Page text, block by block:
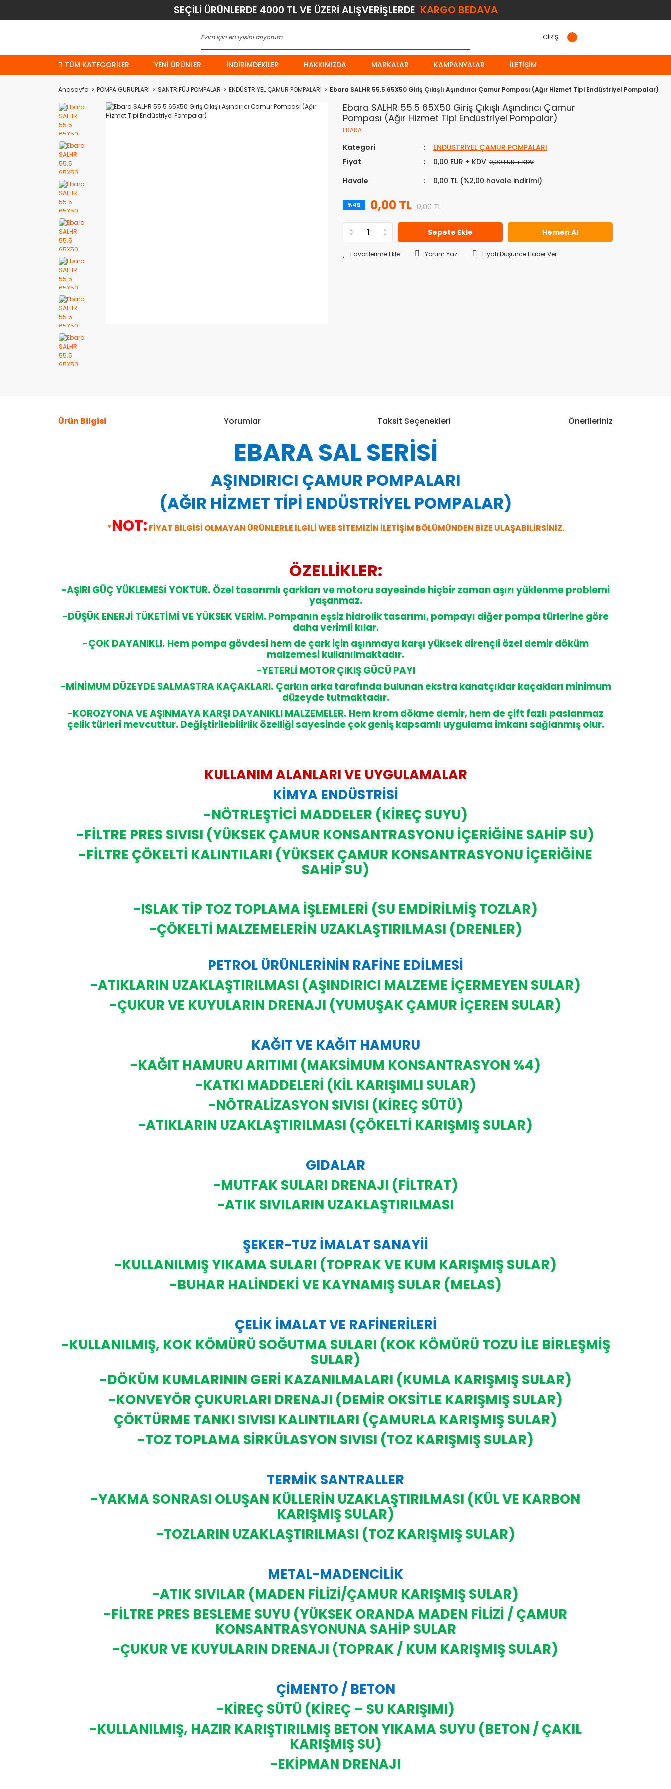
SEÇİLİ ÜRÜNLERDE 4000 TL VE ÜZERİ ALIŞVERİŞLERDE KARGO BEDAVA
GİRİŞ
TÜM KATEGORİLER YENI ÜRÜNLER İNDIRIMDEKILER HAKKIMIZDA MARKALAR KAMPANYALAR İLETIŞIM
Anasayfa POMPA GURUPLARI SANTRİFÜJ POMPALAR ENDÜSTRİYEL ÇAMUR POMPALARI Ebara SALHR 55.5 65X50 Giriş Çıkışlı Aşındırıcı Çamur Pompası (Ağır Hizmet Tipi Endüstriyel Pompalar)
Ebara SALHR 55.5 65X50 Giriş Çıkışlı Aşındırıcı Çamur
Pompası (Ağır Hizmet Tipi Endüstriyel Pompalar)
EBARA
Kategori
ENDÜSTRİYEL ÇAMUR POMPALARI
Fiyat
0,00 EUR + KDV 0,00 EUR + KDV
Havale 0,00 TL (%2,00 havale indirimi)
%45 0,00 TL 0,00 TL
Sepete Ekle Hemen Al
Yorum Yaz Fiyatı Düşünce Haber Ver
Ürün Bilgisi Yorumlar Taksit Seçenekleri Önerileriniz
EBARA SAL SERİSİ
AŞINDIRICI ÇAMUR POMPALARI
(AĞIR HİZMET TİPİ ENDÜSTRİYEL POMPALAR)
*NOT: FİYAT BİLGİSİ OLMAYAN ÜRÜNLERLE İLGİLİ WEB SİTEMİZİN İLETİŞİM BÖLÜMÜNDEN BİZE ULAŞABİLİRSİNİZ.
ÖZELLİKLER:
-AŞIRI GÜÇ YÜKLEMESİ YOKTUR. Özel tasarımlı çarkları ve motoru sayesinde hiçbir zaman aşırı yüklenme problemi
yaşanmaz.
-DÜŞÜK ENERJİ TÜKETİMİ VE YÜKSEK VERİM. Pompanın eşsiz hidrolik tasarımı, pompayı diğer pompa türlerine göre
daha verimli kılar.
-ÇOK DAYANIKLI. Hem pompa gövdesi hem de çark için aşınmaya karşı yüksek dirençli özel demir döküm
malzemesi kullanılmaktadır.
-YETERLİ MOTOR ÇIKIŞ GÜCÜ PAYI
-MİNİMUM DÜZEYDE SALMASTRA KAÇAKLARI. Çarkın arka tarafında bulunan ekstra kanatçıklar kaçakları minimum
düzeyde tutmaktadır.
-KOROZYONA VE AŞINMAYA KARŞI DAYANIKLI MALZEMELER. Hem krom dökme demir, hem de çift fazlı paslanmaz
çelik türleri mevcuttur. Değiştirilebilirlik özelliği sayesinde çok geniş kapsamlı uygulama imkanı sağlanmış olur.
KULLANIM ALANLARI VE UYGULAMALAR
KİMYA ENDÜSTRİSİ
-NÖTRLEŞTİCİ MADDELER (KİREÇ SUYU)
-FİLTRE PRES SIVISI (YÜKSEK ÇAMUR KONSANTRASYONU İÇERİĞİNE SAHİP SU)
-FİLTRE ÇÖKELTİ KALINTILARI (YÜKSEK ÇAMUR KONSANTRASYONU İÇERİĞİNE
SAHİP SU)
-ISLAK TİP TOZ TOPLAMA İŞLEMLERİ (SU EMDİRİLMİŞ TOZLAR)
-ÇÖKELTİ MALZEMELERİN UZAKLAŞTIRILMASI (DRENLER)
PETROL ÜRÜNLERİNİN RAFİNE EDİLMESİ
-ATIKLARIN UZAKLAŞTIRILMASI (AŞINDIRICI MALZEME İÇERMEYEN SULAR)
-ÇUKUR VE KUYULARIN DRENAJI (YUMUŞAK ÇAMUR İÇEREN SULAR)
KAĞIT VE KAĞIT HAMURU
-KAĞIT HAMURU ARITIMI (MAKSİMUM KONSANTRASYON %4)
-KATKI MADDELERİ (KİL KARIŞIMLI SULAR)
-NÖTRALİZASYON SIVISI (KİREÇ SÜTÜ)
-ATIKLARIN UZAKLAŞTIRILMASI (ÇÖKELTİ KARIŞMIŞ SULAR)
GIDALAR
-MUTFAK SULARI DRENAJI (FİLTRAT)
-ATIK SIVILARIN UZAKLAŞTIRILMASI
ŞEKER-TUZ İMALAT SANAYİİ
-KULLANILMIŞ YIKAMA SULARI (TOPRAK VE KUM KARIŞMIŞ SULAR)
-BUHAR HALİNDEKİ VE KAYNAMIŞ SULAR (MELAS)
ÇELİK İMALAT VE RAFİNERİLERİ
-KULLANILMIŞ, KOK KÖMÜRÜ SOĞUTMA SULARI (KOK KÖMÜRÜ TOZU İLE BİRLEŞMİŞ
SULAR)
-DÖKÜM KUMLARININ GERİ KAZANILMALARI (KUMLA KARIŞMIŞ SULAR)
-KONVEYÖR ÇUKURLARI DRENAJI (DEMİR OKSİTLE KARIŞMIŞ SULAR)
ÇÖKTÜRME TANKI SIVISI KALINTILARI (ÇAMURLA KARIŞMIŞ SULAR)
-TOZ TOPLAMA SİRKÜLASYON SIVISI (TOZ KARIŞMIŞ SULAR)
TERMİK SANTRALLER
-YAKMA SONRASI OLUŞAN KÜLLERİN UZAKLAŞTIRILMASI (KÜL VE KARBON
KARIŞMIŞ SULAR)
-TOZLARIN UZAKLAŞTIRILMASI (TOZ KARIŞMIŞ SULAR)
METAL-MADENCİLİK
-ATIK SIVILAR (MADEN FİLİZİ/ÇAMUR KARIŞMIŞ SULAR)
-FİLTRE PRES BESLEME SUYU (YÜKSEK ORANDA MADEN FİLİZİ / ÇAMUR
KONSANTRASYONUNA SAHİP SULAR
-ÇUKUR VE KUYULARIN DRENAJI (TOPRAK / KUM KARIŞMIŞ SULAR)
ÇİMENTO / BETON
-KİREÇ SÜTÜ (KİREÇ – SU KARIŞIMI)
-KULLANILMIŞ, HAZIR KARIŞTIRILMIŞ BETON YIKAMA SUYU (BETON / ÇAKIL
KARIŞMIŞ SU)
-EKİPMAN DRENAJI